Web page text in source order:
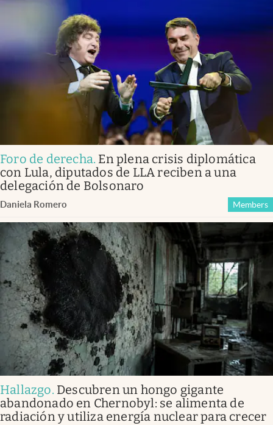
Foro de derecha. En plena crisis diplomática
con Lula, diputados de LLA reciben a una
delegación de Bolsonaro
Daniela Romero Members
Hallazgo. Descubren un hongo gigante
abandonado en Chernobyl: se alimenta de
radiación y utiliza energía nuclear para crecer